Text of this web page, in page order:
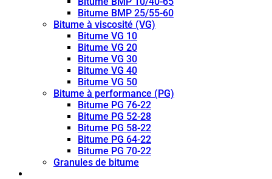
Bitume BMP 25/55-60
Bitume à viscosité (VG)
Bitume VG 10
Bitume VG 20
Bitume VG 30
Bitume VG 40
Bitume VG 50
Bitume à performance (PG)
Bitume PG 76-22
Bitume PG 52-28
Bitume PG 58-22
Bitume PG 64-22
Bitume PG 70-22
Granules de bitume